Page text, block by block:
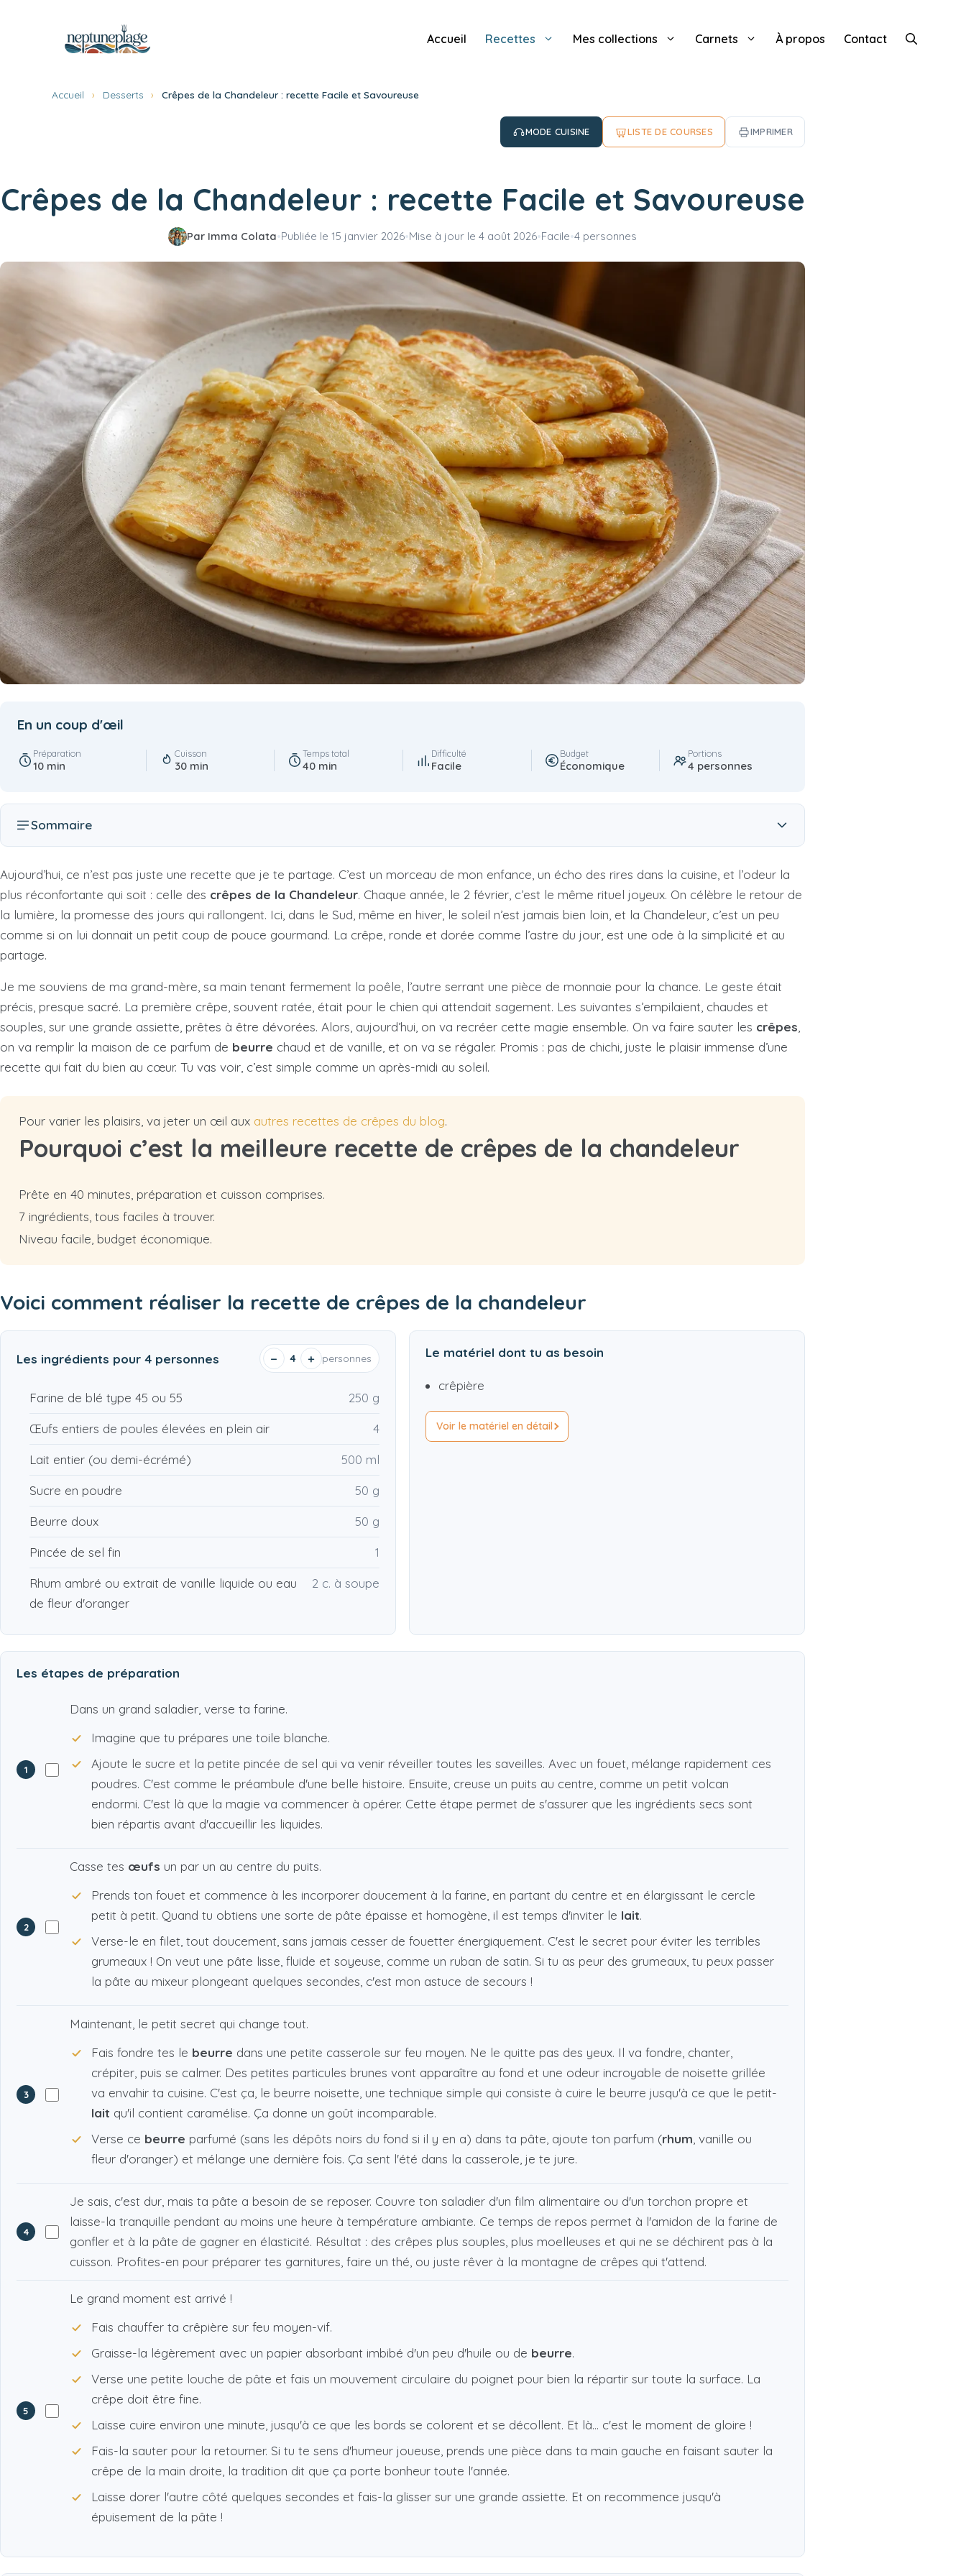
Accueil Recettes Mes collections Carnets À propos Contact
Accueil › Desserts › Crêpes de la Chandeleur : recette Facile et Savoureuse
Crêpes de la Chandeleur : recette Facile et Savoureuse
MODE CUISINE LISTE DE COURSES IMPRIMER
Par Imma Colata•Publiée le 15 janvier 2026•Mise à jour le 4 août 2026•Facile•4 personnes
En un coup d'œil
Préparation
10 min
Cuisson
30 min
Temps total
40 min
Difficulté
Facile
Budget
Économique
Portions
4 personnes
Sommaire
Aujourd’hui, ce n’est pas juste une recette que je te partage. C’est un morceau de mon enfance, un écho des rires dans la cuisine, et l’odeur la
plus réconfortante qui soit : celle des crêpes de la Chandeleur. Chaque année, le 2 février, c’est le même rituel joyeux. On célèbre le retour de
la lumière, la promesse des jours qui rallongent. Ici, dans le Sud, même en hiver, le soleil n’est jamais bien loin, et la Chandeleur, c’est un peu
comme si on lui donnait un petit coup de pouce gourmand. La crêpe, ronde et dorée comme l’astre du jour, est une ode à la simplicité et au
partage.
Je me souviens de ma grand-mère, sa main tenant fermement la poêle, l’autre serrant une pièce de monnaie pour la chance. Le geste était
précis, presque sacré. La première crêpe, souvent ratée, était pour le chien qui attendait sagement. Les suivantes s’empilaient, chaudes et
souples, sur une grande assiette, prêtes à être dévorées. Alors, aujourd’hui, on va recréer cette magie ensemble. On va faire sauter les crêpes,
on va remplir la maison de ce parfum de beurre chaud et de vanille, et on va se régaler. Promis : pas de chichi, juste le plaisir immense d’une
recette qui fait du bien au cœur. Tu vas voir, c’est simple comme un après-midi au soleil.
Pour varier les plaisirs, va jeter un œil aux autres recettes de crêpes du blog.
Pourquoi c’est la meilleure recette de crêpes de la chandeleur
Prête en 40 minutes, préparation et cuisson comprises.
7 ingrédients, tous faciles à trouver.
Niveau facile, budget économique.
Voici comment réaliser la recette de crêpes de la chandeleur
Les ingrédients pour 4 personnes − 4 + personnes
Farine de blé type 45 ou 55 250 g
Œufs entiers de poules élevées en plein air 4
Lait entier (ou demi-écrémé) 500 ml
Sucre en poudre 50 g
Beurre doux 50 g
Pincée de sel fin 1
Rhum ambré ou extrait de vanille liquide ou eau
de fleur d'oranger
2 c. à soupe
Le matériel dont tu as besoin
crêpière
Voir le matériel en détail
Les étapes de préparation
1
Dans un grand saladier, verse ta farine.
Imagine que tu prépares une toile blanche.
Ajoute le sucre et la petite pincée de sel qui va venir réveiller toutes les saveilles. Avec un fouet, mélange rapidement ces
poudres. C'est comme le préambule d'une belle histoire. Ensuite, creuse un puits au centre, comme un petit volcan
endormi. C'est là que la magie va commencer à opérer. Cette étape permet de s'assurer que les ingrédients secs sont
bien répartis avant d'accueillir les liquides.
2
Casse tes œufs un par un au centre du puits.
Prends ton fouet et commence à les incorporer doucement à la farine, en partant du centre et en élargissant le cercle
petit à petit. Quand tu obtiens une sorte de pâte épaisse et homogène, il est temps d'inviter le lait.
Verse-le en filet, tout doucement, sans jamais cesser de fouetter énergiquement. C'est le secret pour éviter les terribles
grumeaux ! On veut une pâte lisse, fluide et soyeuse, comme un ruban de satin. Si tu as peur des grumeaux, tu peux passer
la pâte au mixeur plongeant quelques secondes, c'est mon astuce de secours !
3
Maintenant, le petit secret qui change tout.
Fais fondre tes le beurre dans une petite casserole sur feu moyen. Ne le quitte pas des yeux. Il va fondre, chanter,
crépiter, puis se calmer. Des petites particules brunes vont apparaître au fond et une odeur incroyable de noisette grillée
va envahir ta cuisine. C'est ça, le beurre noisette, une technique simple qui consiste à cuire le beurre jusqu'à ce que le petit-
lait qu'il contient caramélise. Ça donne un goût incomparable.
Verse ce beurre parfumé (sans les dépôts noirs du fond si il y en a) dans ta pâte, ajoute ton parfum (rhum, vanille ou
fleur d'oranger) et mélange une dernière fois. Ça sent l'été dans la casserole, je te jure.
4
Je sais, c'est dur, mais ta pâte a besoin de se reposer. Couvre ton saladier d'un film alimentaire ou d'un torchon propre et
laisse-la tranquille pendant au moins une heure à température ambiante. Ce temps de repos permet à l'amidon de la farine de
gonfler et à la pâte de gagner en élasticité. Résultat : des crêpes plus souples, plus moelleuses et qui ne se déchirent pas à la
cuisson. Profites-en pour préparer tes garnitures, faire un thé, ou juste rêver à la montagne de crêpes qui t'attend.
5
Le grand moment est arrivé !
Fais chauffer ta crêpière sur feu moyen-vif.
Graisse-la légèrement avec un papier absorbant imbibé d'un peu d'huile ou de beurre.
Verse une petite louche de pâte et fais un mouvement circulaire du poignet pour bien la répartir sur toute la surface. La
crêpe doit être fine.
Laisse cuire environ une minute, jusqu'à ce que les bords se colorent et se décollent. Et là… c'est le moment de gloire !
Fais-la sauter pour la retourner. Si tu te sens d'humeur joueuse, prends une pièce dans ta main gauche en faisant sauter la
crêpe de la main droite, la tradition dit que ça porte bonheur toute l'année.
Laisse dorer l'autre côté quelques secondes et fais-la glisser sur une grande assiette. Et on recommence jusqu'à
épuisement de la pâte !